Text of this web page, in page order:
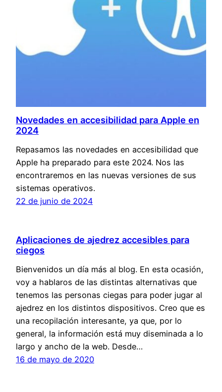
Novedades en accesibilidad para Apple en
2024
Repasamos las novedades en accesibilidad que
Apple ha preparado para este 2024. Nos las
encontraremos en las nuevas versiones de sus
sistemas operativos.
22 de junio de 2024
Aplicaciones de ajedrez accesibles para
ciegos
Bienvenidos un día más al blog. En esta ocasión,
voy a hablaros de las distintas alternativas que
tenemos las personas ciegas para poder jugar al
ajedrez en los distintos dispositivos. Creo que es
una recopilación interesante, ya que, por lo
general, la información está muy diseminada a lo
largo y ancho de la web. Desde…
16 de mayo de 2020